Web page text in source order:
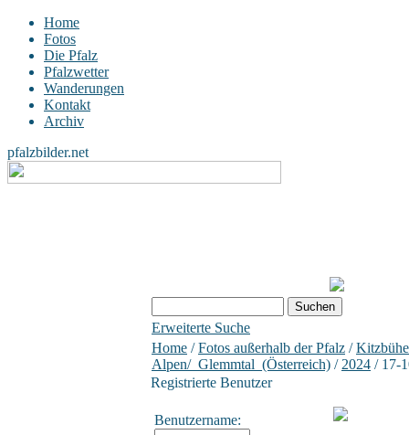
Home
Fotos
Die Pfalz
Pfalzwetter
Wanderungen
Kontakt
Archiv
pfalzbilder.net
Erweiterte Suche
Home /Fotos außerhalb der Pfalz /
Alpen/_Glemmtal_(Österreich) / 2024 / 17-
Registrierte Benutzer
Benutzername: